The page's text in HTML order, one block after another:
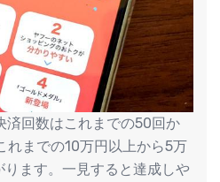
済回数はこれまでの50回か
れまでの10万円以上から5万
ます。一見すると達成しや